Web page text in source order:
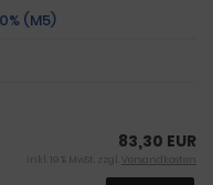
(M5)
83,30 EUR
inkl. 19 % MwSt. zzgl. Versandkosten